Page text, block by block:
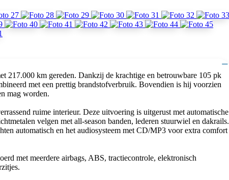
−
217.000 km gereden. Dankzij de krachtige en betrouwbare 105 pk
met een prettig brandstofverbruik. Bovendien is hij voorzien
mag worden.
ruime interieur. Deze uitvoering is uitgerust met automatische
velgen met all-season banden, lederen stuurwiel en dakrails.
automatisch en het audiosysteem met CD/MP3 voor extra comfort
met meerdere airbags, ABS, tractiecontrole, elektronisch